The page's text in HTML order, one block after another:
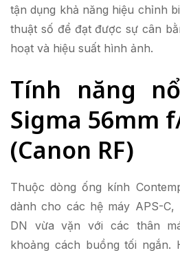
tận dụng khả năng hiệu chỉnh
thuật số để đạt được sự cân
hoạt và hiệu suất hình ảnh.
Tính năng
Sigma 56mm
(Canon RF)
Thuộc dòng ống kính
dành cho các hệ máy APS-C,
DN vừa vặn với các thân
khoảng cách buồng tối ngắn.